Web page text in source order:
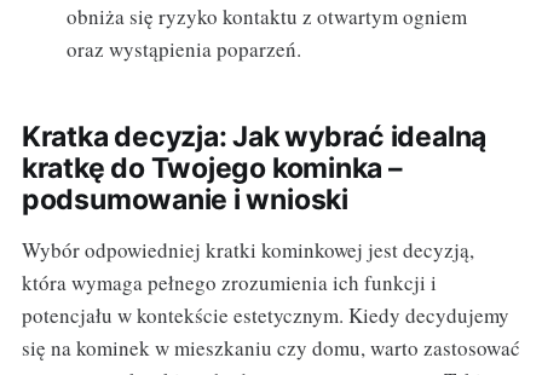
obniża się ryzyko kontaktu z otwartym ogniem
oraz wystąpienia poparzeń.
Kratka decyzja: Jak wybrać idealną
kratkę do Twojego kominka –
podsumowanie i wnioski
Wybór odpowiedniej kratki kominkowej jest decyzją,
która wymaga pełnego zrozumienia ich funkcji i
potencjału w kontekście estetycznym. Kiedy decydujemy
się na kominek w mieszkaniu czy domu, warto zastosować